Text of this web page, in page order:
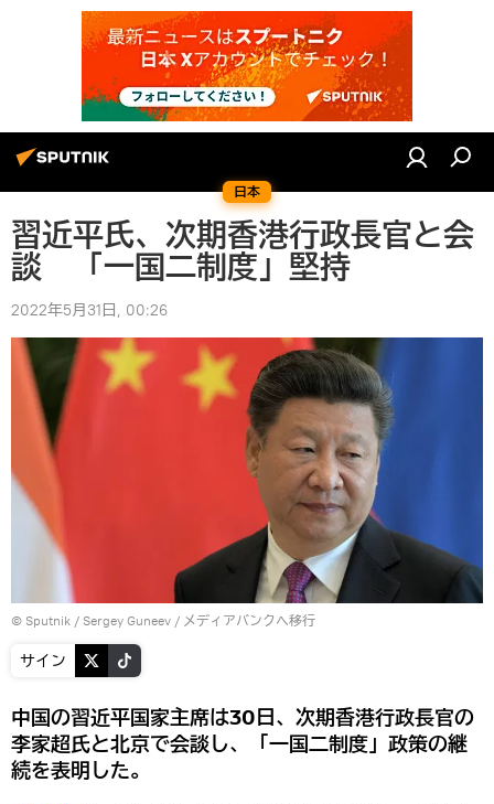
日本
習近平氏、次期香港行政長官と会
談 「一国二制度」堅持
2022年5月31日, 00:26
© Sputnik / Sergey Guneev / メディアバンクへ移行
サイン
中国の習近平国家主席は30日、次期香港行政長官の
李家超氏と北京で会談し、「一国二制度」政策の継
続を表明した。